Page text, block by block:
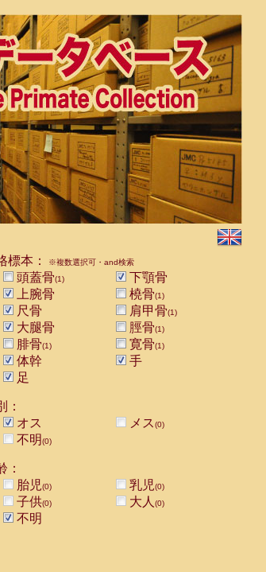
標本： ※複数選択可・and検索
頭蓋骨(1)
下顎骨
上腕骨
橈骨(1)
尺骨 肩甲骨(1)
大腿骨 脛骨(1)
腓骨(1) 寛骨(1)
体幹
手
足
：
オス
メス(0)
不明(0)
：
胎児(0) 乳児(0)
子供(0) 大人 (0)
不明